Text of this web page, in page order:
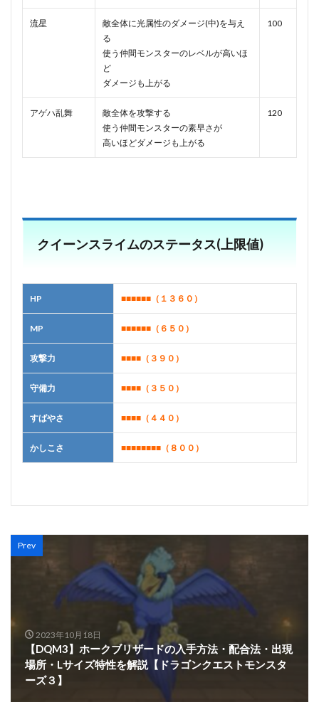
流星
敵全体に光属性のダメージ(中)を与え
る
使う仲間モンスターのレベルが高いほ
ど
ダメージも上がる
100
アゲハ乱舞
敵全体を攻撃する
使う仲間モンスターの素早さが
高いほどダメージも上がる
120
クイーンスライムのステータス(上限値)
HP ■■■■■■ （１３６０）
MP ■■■■■■ （６５０）
攻撃力 ■■■■ （３９０）
守備力 ■■■■ （３５０）
すばやさ ■■■■ （４４０）
かしこさ ■■■■■■■■ （８００）
Prev
2023年10月18日
【DQM3】ホークブリザードの入手方法・配合法・出現
場所・Lサイズ特性を解説【ドラゴンクエストモンスタ
ーズ３】